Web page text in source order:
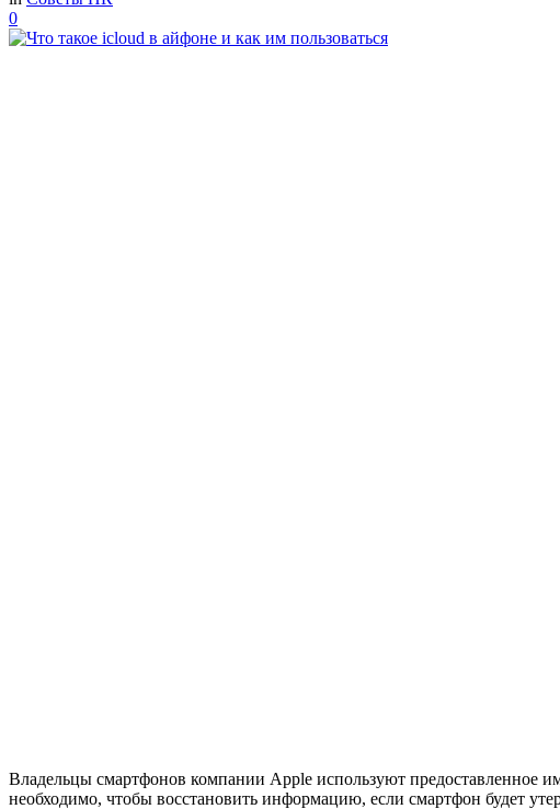
0
Владельцы смартфонов компании Apple используют предоставленное
необходимо, чтобы восстановить информацию, если смартфон будет